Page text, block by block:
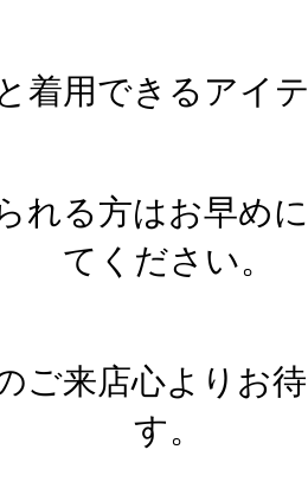
着用できるアイ
れる方はお早め
てください。
ご来店心よりお
す。